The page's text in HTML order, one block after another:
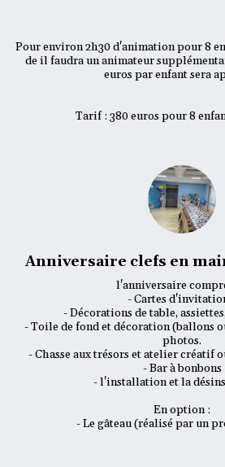
Pour environ 2h30 d'animation pour 8
de il faudra un animateur
euros par enfant sera
Tarif : 380 euros pour 8
Anniversaire clefs en
l'anniversaire
- Cartes
- Décorations de table,
- Toile de fond et décoration (ballons
photos.
- Chasse aux trésors et atelier créatif
- Bar à bonbons
- l'installation et la
En option :
- Le gâteau (réalisé par un